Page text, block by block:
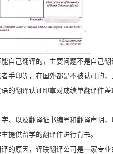
自己翻译的，主要问题不是自己
手印等，在国外都是不被认可的
的翻译认证印章对成绩单翻译件
、以及翻译证书编号和翻译声明
提供留学的翻译件进行背书。
的原因，译联翻译公司是一家专